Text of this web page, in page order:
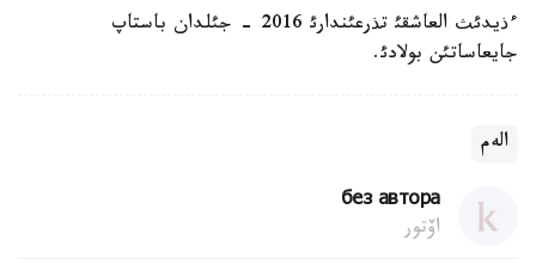
ءذيدئث العاشقئ تذرعئندارئ 2016 - جئلدان باستاپ
جايعاساتئن بولادئ.
الەم
без автора
اۆتور